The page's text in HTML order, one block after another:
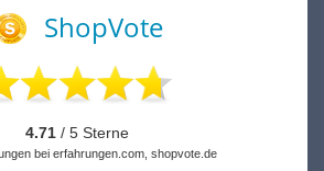
ShopVote
4.71 / 5 Sterne
bei erfahrungen.com, shopvote.de